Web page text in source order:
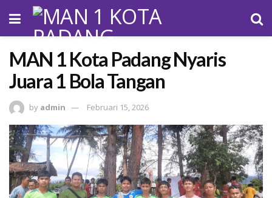
MAN 1 Kota Padang Nyaris
Juara 1 Bola Tangan
by admin Februari 15, 2026